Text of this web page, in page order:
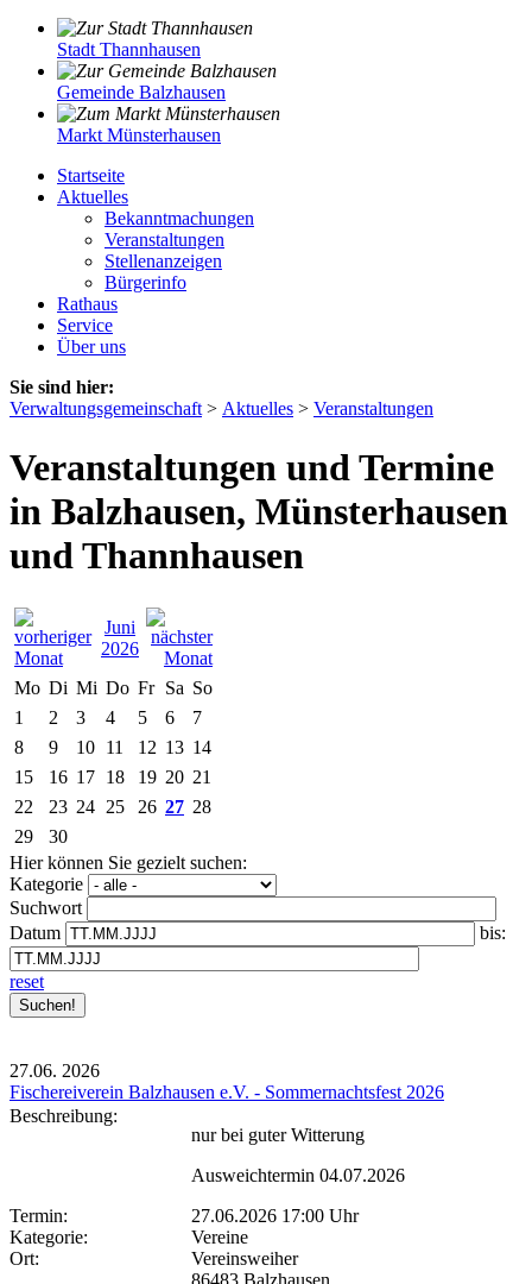
Stadt Thannhausen
Gemeinde Balzhausen
Markt Münsterhausen
Startseite
Aktuelles
Bekanntmachungen
Veranstaltungen
Stellenanzeigen
Bürgerinfo
Rathaus
Service
Über uns
Sie sind hier:
Verwaltungsgemeinschaft > Aktuelles > Veranstaltungen
Veranstaltungen und Termine
in Balzhausen, Münsterhausen
und Thannhausen
Juni
2026
Mo Di Mi Do Fr Sa So
1
2 3 4 5 6
7
8
9 10 11 12 13 14
15
16 17 18 19 20 21
22
23 24 25 26 27 28
29
30
Hier können Sie gezielt suchen:
Kategorie
Suchwort
Datum
bis:
reset
27.06. 2026
Fischereiverein Balzhausen e.V. - Sommernachtsfest 2026
Beschreibung:
nur bei guter Witterung
Ausweichtermin 04.07.2026
Termin:
27.06.2026 17:00 Uhr
Kategorie:
Vereine
Ort:
Vereinsweiher
86483 Balzhausen